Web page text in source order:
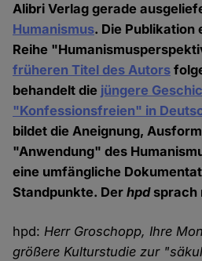
Alibri Verlag gerade
Humanismus. Die Publikation
Reihe
früheren Titel des Autors
behandelt die jüngere
"Konfessionsfreien" in
bildet die Aneignung,
"Anwendung" des
eine umfängliche
Standpunkte. Derhpdsprach
hpd:Herr Groschopp, Ihre
größere Kulturstudie zur